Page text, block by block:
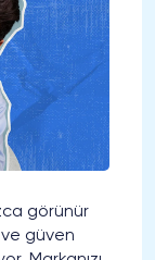
görünür
güven